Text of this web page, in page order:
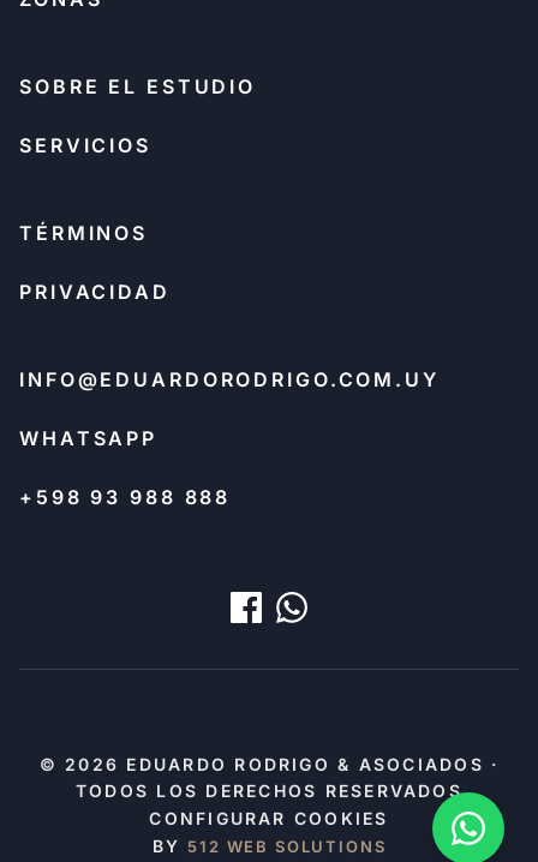
SOBRE EL ESTUDIO
SERVICIOS
TÉRMINOS
PRIVACIDAD
INFO@EDUARDORODRIGO.COM.UY
WHATSAPP
+598 93 988 888
© 2026 EDUARDO RODRIGO & ASOCIADOS ·
TODOS LOS DERECHOS RESERVADOS
CONFIGURAR COOKIES
BY512 WEB SOLUTIONS